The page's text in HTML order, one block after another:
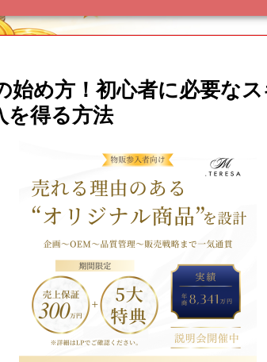
始め方！初心者に必要な
を得る方法